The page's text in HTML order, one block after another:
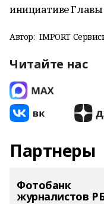
инициативе
Автор: IMPORT
Читайте нас
Партнеры
Фотобанк
журналистов